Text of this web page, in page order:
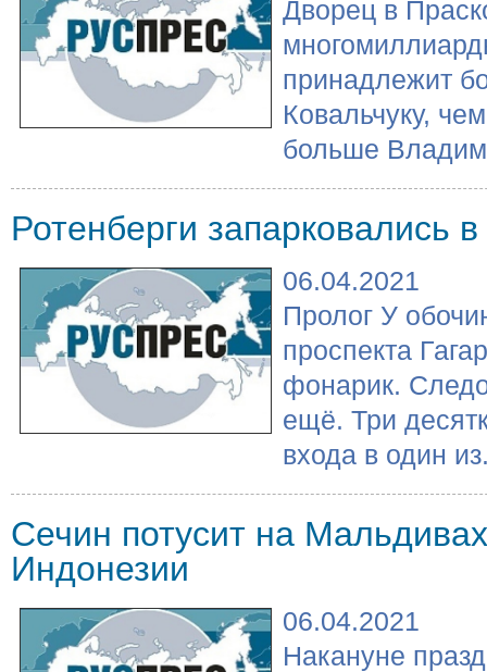
Дворец в
принадлежит
Ковальчуку,
больше
Ротенберги запарковались
06.04.2021
Пролог У
проспекта
фонарик.
ещё. Три
входа в один
Сечин потусит на
Индонезии
06.04.2021
Накануне